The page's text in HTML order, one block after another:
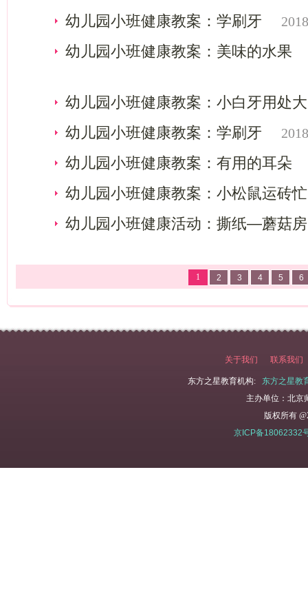
幼儿园小班健康教案：学刷牙
幼儿园小班健康教案：美味的水果
幼儿园小班健康教案：小白牙用处大
幼儿园小班健康教案：学刷牙
幼儿园小班健康教案：有用的耳朵
幼儿园小班健康教案：小松鼠运砖忙
幼儿园小班健康活动：撕纸—蘑菇房
1 2 3 4 5 6
关于我们 联系我们
东方之星教育机构:
东方之星教
主办单位：北京
版权所有
京ICP备18062332